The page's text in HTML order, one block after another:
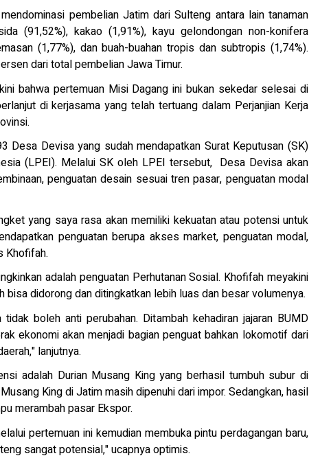
pembelian Jatim dari Sulteng antara lain tanaman
(91,52%), kakao (1,91%), kayu gelondongan non-konifera
(1,77%), dan buah-buahan tropis dan subtropis (1,74%).
dari total pembelian Jawa Timur.
bahwa pertemuan Misi Dagang ini bukan sekedar selesai di
di kerjasama yang telah tertuang dalam Perjanjian Kerja
Desa Devisa yang sudah mendapatkan Surat Keputusan (SK)
(LPEI). Melalui SK oleh LPEI tersebut, Desa Devisa akan
penguatan desain sesuai tren pasar, penguatan modal
yang saya rasa akan memiliki kekuatan atau potensi untuk
penguatan berupa akses market, penguatan modal,
Khofifah.
adalah penguatan Perhutanan Sosial. Khofifah meyakini
bisa didorong dan ditingkatkan lebih luas dan besar volumenya.
boleh anti perubahan. Ditambah kehadiran jajaran BUMD
ekonomi akan menjadi bagian penguat bahkan lokomotif dari
lanjutnya.
adalah Durian Musang King yang berhasil tumbuh subur di
King di Jatim masih dipenuhi dari impor. Sedangkan, hasil
merambah pasar Ekspor.
pertemuan ini kemudian membuka pintu perdagangan baru,
sangat potensial," ucapnya optimis.